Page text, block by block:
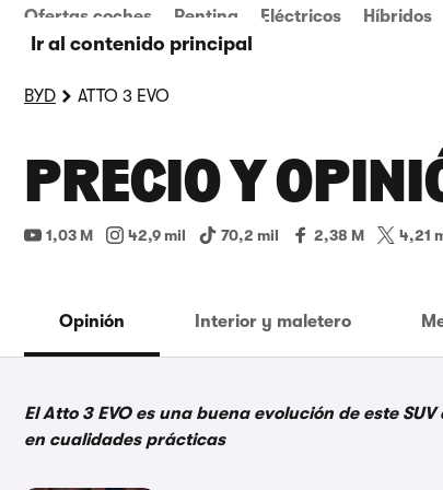
Ir al contenido principal
Ofertas coches Renting Eléctricos Híbridos
BYD ATTO 3 EVO
PRECIO Y
1,03 M 42,9 mil 70,2 mil 2,38 M 4,21
Opinión Interior y maletero
El Atto 3 EVO es una buena evolución de este
en cualidades prácticas